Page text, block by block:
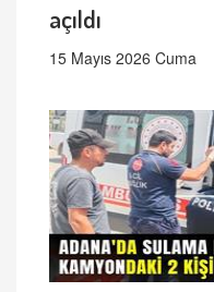
açıldı
15 Mayıs 2026 Cuma